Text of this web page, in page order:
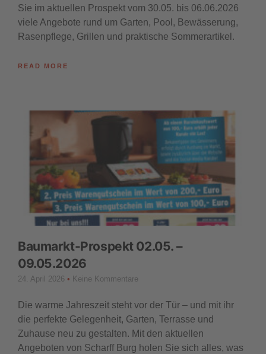
Sie im aktuellen Prospekt vom 30.05. bis 06.06.2026
viele Angebote rund um Garten, Pool, Bewässerung,
Rasenpflege, Grillen und praktische Sommerartikel.
READ MORE
Baumarkt-Prospekt 02.05. –
09.05.2026
24. April 2026 Keine Kommentare
Die warme Jahreszeit steht vor der Tür – und mit ihr
die perfekte Gelegenheit, Garten, Terrasse und
Zuhause neu zu gestalten. Mit den aktuellen
Angeboten von Scharff Burg holen Sie sich alles, was